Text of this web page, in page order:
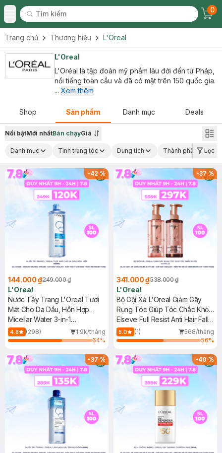
Toggle Menu
Tìm kiếm
Tìm kiếm
0
Trang chủ Thương hiệu L'Oreal
L'Oreal
L'Oréal là tập đoàn mỹ phẩm lâu đời đến từ Pháp,
nổi tiếng toàn cầu và đã có mặt trên 150 quốc gia.
... Xem thêm
Shop Sản phẩm Danh mục Deals
Nổi bậtMới nhấtBán chạyGiá
Danh mục Tình trạng tóc Dung tích Thành phần nổi bật
Lọc
-42%
144.000 ₫249.000 ₫
L'Oreal
Nước Tẩy Trang L'Oreal Tươi
Mát Cho Da Dầu, Hỗn Hợp
400ml
Micellar Water 3-in-1
Refreshing Even For Sensitive
Skin
4.8 (298)
1.9k/tháng
64%
-37%
341.000 ₫538.000 ₫
L'Oreal
Bộ Gội Xả L'Oreal Giảm Gãy
Rụng Tóc Giúp Tóc Chắc Khỏe
440mlx2
Elseve Full Resist Anti Hair Fall
Shampoo & Conditioner
5.0 (1)
568/tháng
56%
-37% -40%